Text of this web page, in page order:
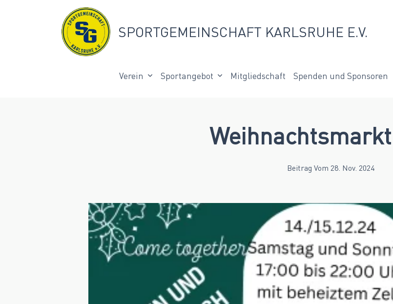
SPORTGEMEINSCHAFT KARLSRUHE E.V.
Verein Sportangebot Mitgliedschaft Spenden und Sponsoren
Beitrag Vom 28. Nov. 2024